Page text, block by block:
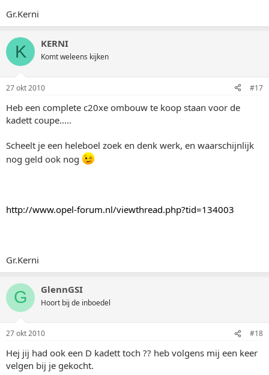
Gr.Kerni
K KERNI
Komt weleens kijken
27 okt 2010 #17
Heb een complete c20xe ombouw te koop staan voor de
kadett coupe.....
Scheelt je een heleboel zoek en denk werk, en waarschijnlijk
nog geld ook nog
http://www.opel-forum.nl/viewthread.php?tid=134003
Gr.Kerni
G GlennGSI
Hoort bij de inboedel
27 okt 2010 #18
Hej jij had ook een D kadett toch ?? heb volgens mij een keer
velgen bij je gekocht.